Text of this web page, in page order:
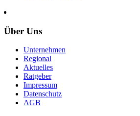
Über Uns
Unternehmen
Regional
Aktuelles
Ratgeber
Impressum
Datenschutz
AGB